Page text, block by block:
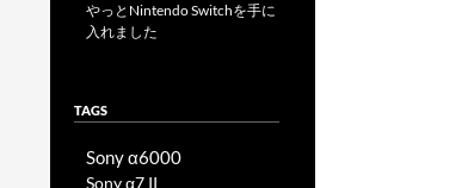
やっとNintendo Switchを手に
入れました
TAGS
Sony α6000
Sony α7 II